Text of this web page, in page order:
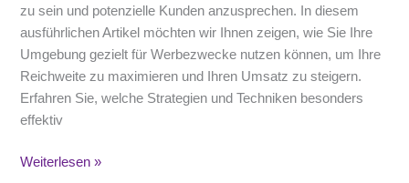
zu sein und potenzielle Kunden anzusprechen. In diesem
ausführlichen Artikel möchten wir Ihnen zeigen, wie Sie Ihre
Umgebung gezielt für Werbezwecke nutzen können, um Ihre
Reichweite zu maximieren und Ihren Umsatz zu steigern.
Erfahren Sie, welche Strategien und Techniken besonders
effektiv
effektive
Werbung
Weiterlesen »